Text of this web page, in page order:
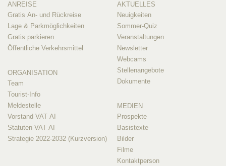
ANREISE
Gratis An- und Rückreise
Lage & Parkmöglichkeiten
Gratis parkieren
Öffentliche Verkehrsmittel
ORGANISATION
Team
Tourist-Info
Meldestelle
Vorstand VAT AI
Statuten VAT AI
Strategie 2022-2032 (Kurzversion)
AKTUELLES
Neuigkeiten
Sommer-Quiz
Veranstaltungen
Newsletter
Webcams
Stellenangebote
Dokumente
MEDIEN
Prospekte
Basistexte
Bilder
Filme
Kontaktperson